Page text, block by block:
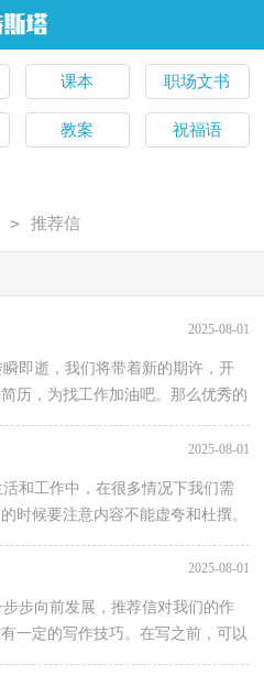
课本 职场文书
教案 祝福语
> 推荐信
2025-08-01
即逝，我们将带着新的期许，开
历，为找工作加油吧。那么优秀的
整理的2022年简历推荐...
2025-08-01
和工作中，在很多情况下我们需
时候要注意内容不能虚夸和杜撰。
2025-08-01
步向前发展，推荐信对我们的作
一定的写作技巧。在写之前，可以
理的大学生工作推荐信...